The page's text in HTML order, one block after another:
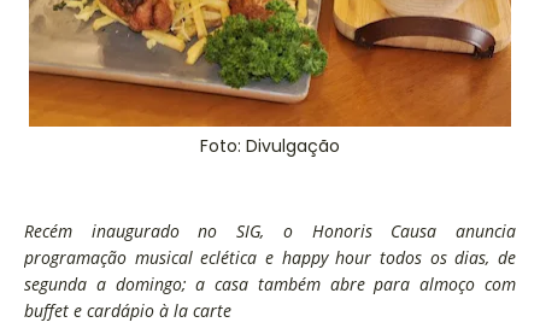
Foto: Divulgação
Recém inaugurado no SIG, o Honoris Causa anuncia
programação musical eclética e happy hour todos os dias, de
segunda a domingo; a casa também abre para almoço com
buffet e cardápio à la carte